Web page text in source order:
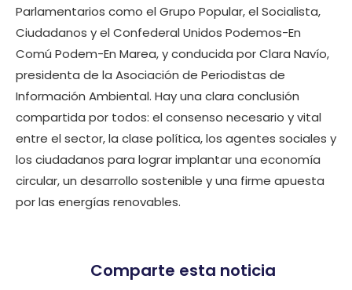
Parlamentarios como el Grupo Popular, el Socialista,
Ciudadanos y el Confederal Unidos Podemos-En
Comú Podem-En Marea, y conducida por Clara Navío,
presidenta de la Asociación de Periodistas de
Información Ambiental. Hay una clara conclusión
compartida por todos: el consenso necesario y vital
entre el sector, la clase política, los agentes sociales y
los ciudadanos para lograr implantar una economía
circular, un desarrollo sostenible y una firme apuesta
por las energías renovables.
Comparte esta noticia